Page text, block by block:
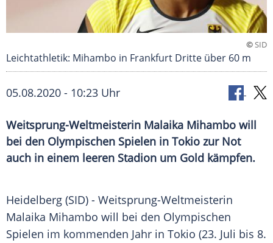
©SID
Leichtathletik: Mihambo in Frankfurt Dritte über 60 m
05.08.2020 - 10:23 Uhr
Weitsprung-Weltmeisterin Malaika Mihambo will
bei den Olympischen Spielen in Tokio zur Not
auch in einem leeren Stadion um Gold kämpfen.
Heidelberg (SID) - Weitsprung-Weltmeisterin
Malaika Mihambo will bei den Olympischen
Spielen im kommenden Jahr in Tokio (23. Juli bis 8.